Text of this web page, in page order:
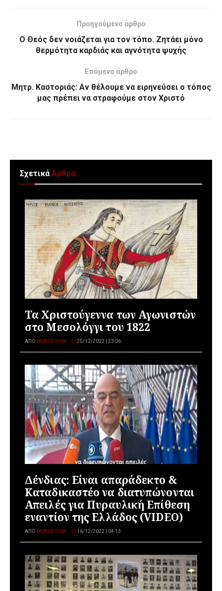
Προηγούμενο άρθρο
Ο Θεός δεν νοιάζεται για τον τόπο. Ζητάει μόνο
θερμότητα καρδιάς και αγνότητα ψυχής
Επόμενο άρθρο
Μητρ. Καστοριάς: Αν θέλουμε να ειρηνεύσει ο τόπος
μας πρέπει να στραφούμε στον Χριστό
ΣχετικάΆρθρα
Τα Χριστούγεννα των Αγωνιστών
στο Μεσολόγγι του 1822
ΑΠΌ NEWSROOM 25/12/2022 | 23:06
Δένδιας: Είναι απαράδεκτο &
Καταδικαστέο να διατυπώνονται
Απειλές για Πυραυλική Επίθεση
εναντίον της Ελλάδος (VIDEO)
ΑΠΌ NEWSROOM 16/12/2022 | 04:13